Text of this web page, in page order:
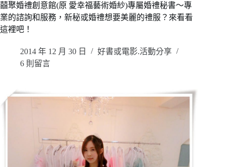
囍聚婚禮創意館(原 愛幸福藝術婚紗)專屬婚禮秘書～專
業的諮詢和服務，新秘或婚禮想要美麗的禮服？來看看
這裡吧！
2014 年 12 月 30 日
好書或電影.活動分享
6 則留言